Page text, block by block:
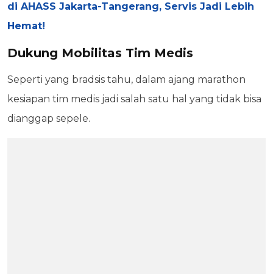
di AHASS Jakarta-Tangerang, Servis Jadi Lebih
Hemat!
Dukung Mobilitas Tim Medis
Seperti yang bradsis tahu, dalam ajang marathon
kesiapan tim medis jadi salah satu hal yang tidak bisa
dianggap sepele.